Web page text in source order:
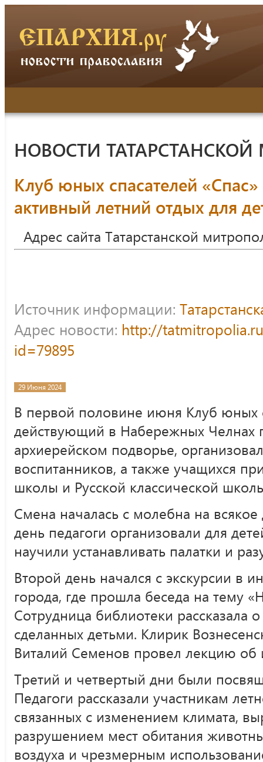
НОВОСТИ
Клуб юных спасателей «Спас»
активный летний отдых для
Адрес сайта Татарстанской
Источник информации:
Адрес новости: http://
id=79895
29 Июня 2024
В первой половине июня Клуб юных
действующий в Набережных Челнах
архиерейском подворье,
воспитанников, а также учащихся
школы и Русской классической
Смена началась с молебна на
день педагоги организовали для
научили устанавливать палатки и
Второй день начался с экскурсии в
города, где прошла беседа на тему
Сотрудница библиотеки рассказала
сделанных детьми. Клирик
Виталий Семенов провел лекцию об
Третий и четвертый дни были
Педагоги рассказали участникам
связанных с изменением климата,
разрушением мест обитания
воздуха и чрезмерным